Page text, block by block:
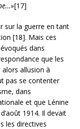
[17]
sur la guerre en tant
[18]. Mais ces
dans
que les
allusion à
pas se contenter
dans
et que Lénine
1914. Il devait
les directives